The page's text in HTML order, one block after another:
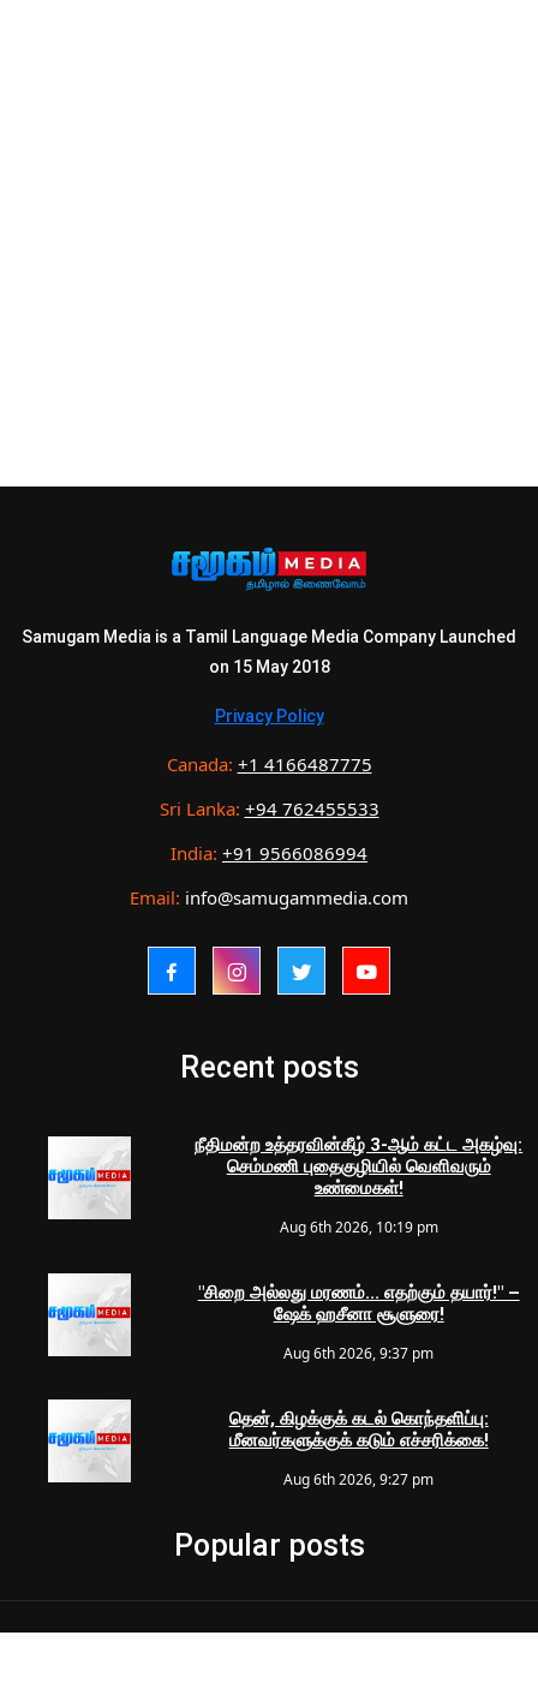
Samugam Media is a Tamil Language Media Company Launched
on 15 May 2018
Privacy Policy
Canada: +1 4166487775
Sri Lanka: +94 762455533
India: +91 9566086994
Email: info@samugammedia.com
Recent posts
நீதிமன்ற உத்தரவின்கீழ் 3-ஆம் கட்ட அகழ்வு:
செம்மணி புதைகுழியில் வெளிவரும்
உண்மைகள்!
Aug 6th 2026, 10:19 pm
"சிறை அல்லது மரணம்... எதற்கும் தயார்!" –
ஷேக் ஹசீனா சூளுரை!
Aug 6th 2026, 9:37 pm
தென், கிழக்குக் கடல் கொந்தளிப்பு:
மீனவர்களுக்குக் கடும் எச்சரிக்கை!
Aug 6th 2026, 9:27 pm
Popular posts